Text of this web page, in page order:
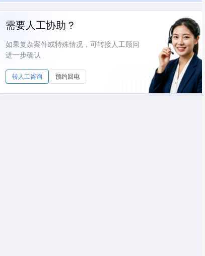
需要人工协助？
如果复杂案件或特殊情况，可转接人工顾问
进一步确认
转人工咨询 预约回电